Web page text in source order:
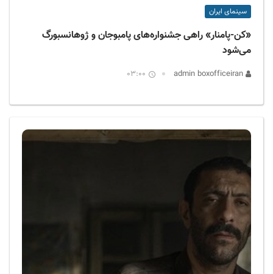
سینمای ایران
«کن-پامنار» راهی جشنواره‌های پامبوجان و ژوهانسبورگ
می‌شود
03:00